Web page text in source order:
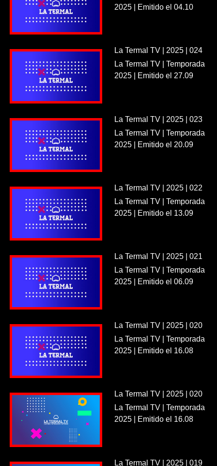
2025 | Emitido el 04.10
La Termal TV | 2025 | 024
La Termal TV | Temporada
2025 | Emitido el 27.09
La Termal TV | 2025 | 023
La Termal TV | Temporada
2025 | Emitido el 20.09
La Termal TV | 2025 | 022
La Termal TV | Temporada
2025 | Emitido el 13.09
La Termal TV | 2025 | 021
La Termal TV | Temporada
2025 | Emitido el 06.09
La Termal TV | 2025 | 020
La Termal TV | Temporada
2025 | Emitido el 16.08
La Termal TV | 2025 | 020
La Termal TV | Temporada
2025 | Emitido el 16.08
La Termal TV | 2025 | 019